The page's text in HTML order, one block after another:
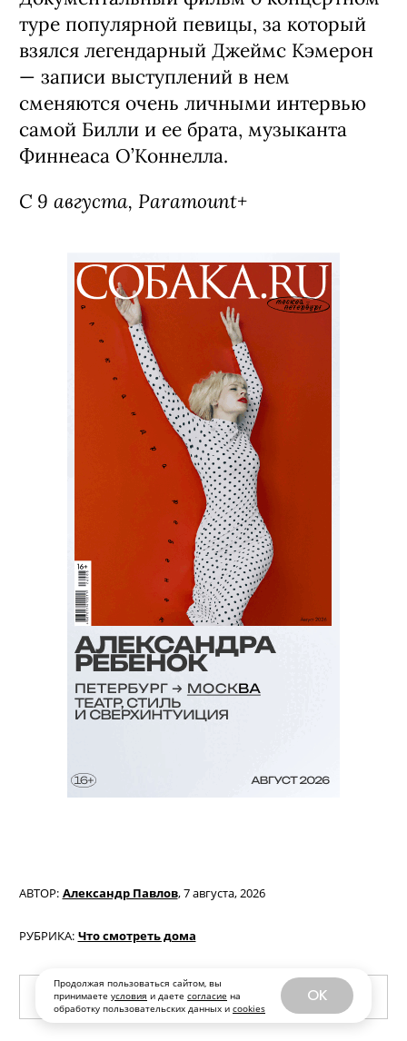
Продолжая пользоваться сайтом, вы
принимаете условия и даете согласие на
обработку пользовательских данных и cookies
OK
Фильм «Билли Айлиш: Ударь меня
жёстко и нежно. Концертный тур в
Soft - The Tour Live in 3D (18+)
Документальный фильм о концертном
туре популярной певицы, за который
взялся легендарный Джеймс Кэмерон
— записи выступлений в нем
сменяются очень личными интервью
самой Билли и ее брата, музыканта
Финнеаса О’Коннелла.
С 9 августа, Paramount+